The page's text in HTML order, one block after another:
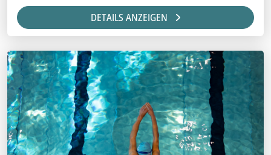
DETAILS ANZEIGEN